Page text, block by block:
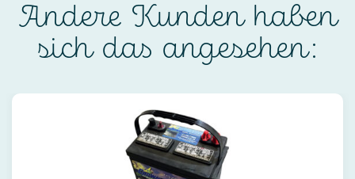
Andere Kunden haben
sich das angesehen: